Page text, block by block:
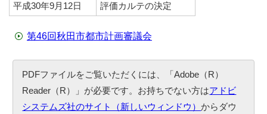
平成30年9月12日
評価カルテの決定
第46回秋田市都市計画審議会
PDFファイルをご覧いただくには、「Adobe（R）
Reader（R）」が必要です。お持ちでない方はアドビ
システムズ社のサイト（新しいウィンドウ）からダウ